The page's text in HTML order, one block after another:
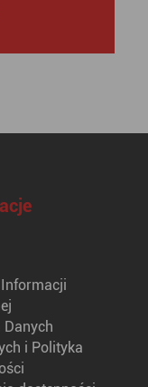
Danych
i Polityka